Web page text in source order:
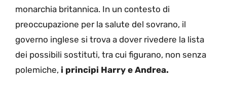
monarchia britannica. In un contesto di
preoccupazione per la salute del sovrano, il
governo inglese si trova a dover rivedere la lista
dei possibili sostituti, tra cui figurano, non senza
polemiche, i principi Harry e Andrea.